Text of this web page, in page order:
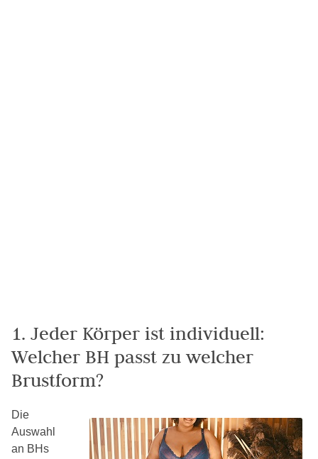
1. Jeder Körper ist individuell:
Welcher BH passt zu welcher
Brustform?
Die
Auswahl
an BHs